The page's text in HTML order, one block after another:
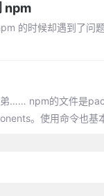
npm
的时候却遇到了问
…… npm的文件是
。使用命令也基